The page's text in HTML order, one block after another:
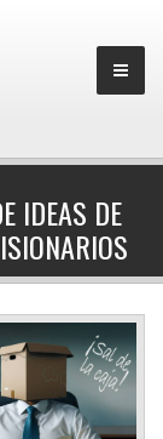
IDEAS DE